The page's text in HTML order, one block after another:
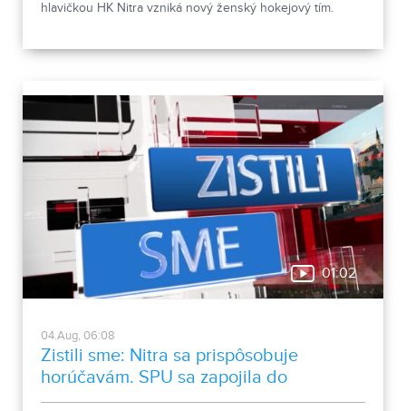
hlavičkou HK Nitra vzniká nový ženský hokejový tím.
01:02
04.Aug, 06:08
Zistili sme: Nitra sa prispôsobuje
horúčavám. SPU sa zapojila do
medzinárodnej platformy